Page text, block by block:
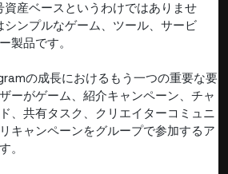
産ベースというわけではありませ
シンプルなゲーム、ツール、サービ
製品です。
の成長におけるもう一つの重要な要
ーがゲーム、紹介キャンペーン、チャ
、共有タスク、クリエイターコミュニ
キャンペーンをグループで参加するア
。